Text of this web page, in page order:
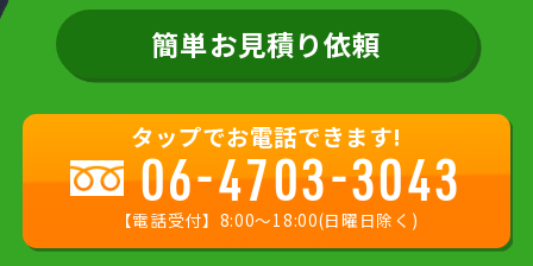
簡単お見積り依頼
タップでお電話できます!
06-4703-3043
【電話受付】8:00〜18:00(日曜日除く)